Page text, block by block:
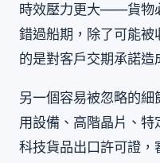
時效壓力更大——貨物
錯過船期，除了可能
的是對客戶交期承諾造
另一個容易被忽略的
用設備、高階晶片、
科技貨品出口許可證